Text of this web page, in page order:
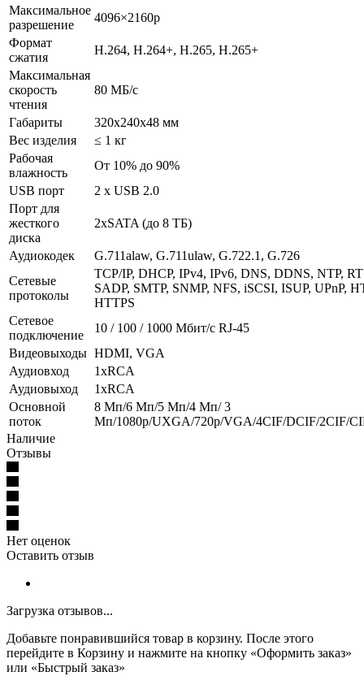
Максимальное
разрешение
4096×2160p
Формат
сжатия
H.264, H.264+, H.265, H.265+
Максимальная
скорость
чтения
80 МБ/с
Габариты
320x240x48 мм
Вес изделия
≤ 1 кг
Рабочая
влажность
От 10% до 90%
USB порт
2 x USB 2.0
Порт для
жесткого
диска
2xSATA (до 8 ТБ)
Аудиокодек
G.711alaw, G.711ulaw, G.722.1, G.726
Сетевые
протоколы
TCP/IP, DHCP, IPv4, IPv6, DNS, DDNS, NTP,
SADP, SMTP, SNMP, NFS, iSCSI, ISUP, UPnP,
HTTPS
Сетевое
подключение
10 / 100 / 1000 Mбит/с RJ-45
Видеовыходы HDMI, VGA
Аудиовход
1хRCA
Аудиовыход
1хRCA
Основной
поток
8 Мп/6 Мп/5 Мп/4 Мп/ 3
Мп/1080p/UXGA/720p/VGA/4CIF/DCIF/2CIF/
Наличие
Отзывы
Нет оценок
Оставить отзыв
Загрузка отзывов...
Добавьте понравившийся товар в корзину. После этого
перейдите в Корзину и нажмите на кнопку «Оформить заказ»
или «Быстрый заказ»